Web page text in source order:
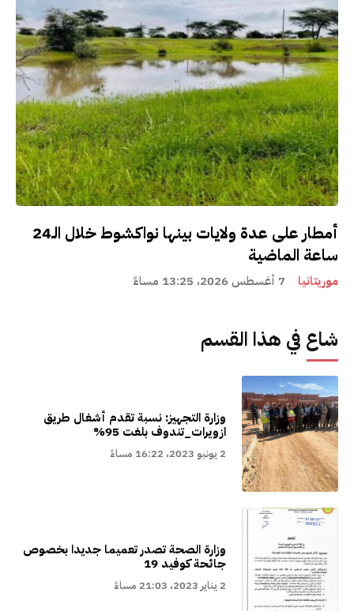
أمطار على عدة ولايات بينها نواكشوط خلال الـ24
ساعة الماضية
موريتانيا 7 أغسطس 2026، 13:25 مساءً
شاع في هذا القسم
وزارة التجهيز: نسبة تقدم أشغال طريق
ازويرات_تندوف بلغت 95%
2 يونيو 2023، 16:22 مساءً
وزارة الصحة تصدر تعميما جديدا بخصوص
جائحة كوفيد 19
2 يناير 2023، 21:03 مساءً